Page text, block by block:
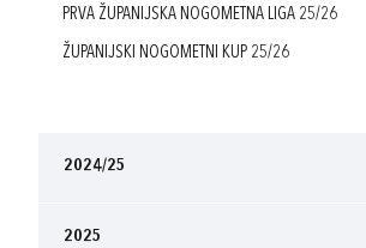
PRVA ŽUPANIJSKA NOGOMETNA LIGA 25/26
ŽUPANIJSKI NOGOMETNI KUP 25/26
2024/25
2025